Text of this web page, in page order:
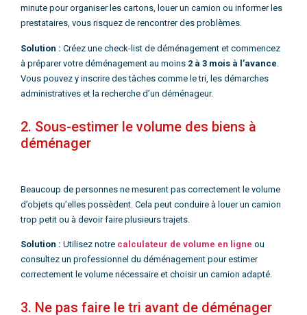
minute pour organiser les cartons, louer un camion ou informer les
prestataires, vous risquez de rencontrer des problèmes.
Solution : Créez une check-list de déménagement et commencez
à préparer votre déménagement au moins 2 à 3 mois à l’avance
Vous pouvez y inscrire des tâches comme le tri, les démarches
administratives et la recherche d’un déménageur.
2. Sous-estimer le volume des biens à
déménager
Beaucoup de personnes ne mesurent pas correctement le volume
d’objets qu’elles possèdent. Cela peut conduire à louer un camion
trop petit ou à devoir faire plusieurs trajets.
Solution : Utilisez notre calculateur de volume en ligne ou
consultez un professionnel du déménagement pour estimer
correctement le volume nécessaire et choisir un camion adapté.
3. Ne pas faire le tri avant de déménager